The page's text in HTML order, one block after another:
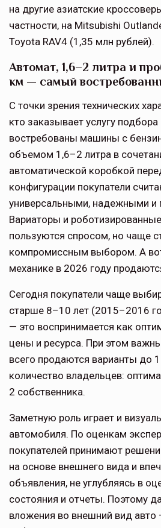
на другие азиатские
частности, на Mitsubishi
Toyota RAV4 (1,35 млн рублей).
Автомат, 1,6–2 литра и
км — самый
С точки зрения технических
кто заказывает услугу
востребованы машины с
объемом 1,6–2 литра в
автоматической коробкой
конфигурации покупатели
универсальными, надежными и
Вариаторы и
пользуются спросом, но чаще
компромиссным выбором. А
механике в 2026 году
Сегодня покупатели чаще
старше 8–10 лет (2015–2016
— это воспринимается как
цены и ресурса. При этом
всего продаются варианты до
количество владельцев:
2 собственника.​​​​​​​
Заметную роль играет и
автомобиля. По оценкам
покупателей принимают
на основе внешнего вида и
объявления, не углубляясь в
состояния и отчеты. Поэтому
вложения во внешний вид авто